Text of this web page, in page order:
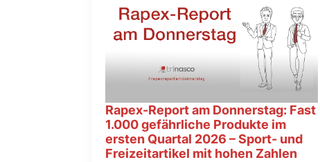
Rapex-Report am Donnerstag: Fast
1.000 gefährliche Produkte im
ersten Quartal 2026 – Sport- und
Freizeitartikel mit hohen Zahlen